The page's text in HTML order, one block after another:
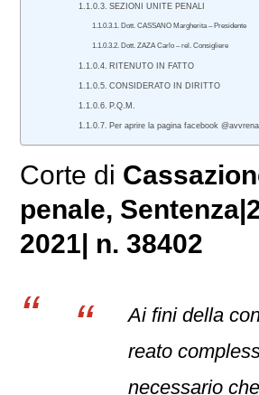
SEZIONI UNITE PENALI
Dott. CASSANO Margherita – Presidente
Dott. ZAZA Carlo – rel. Consigliere
RITENUTO IN FATTO
CONSIDERATO IN DIRITTO
P.Q.M.
Per aprire la pagina facebook
Corte di
penale,
2021| n. 38402
Ai fini della
reato
necessario